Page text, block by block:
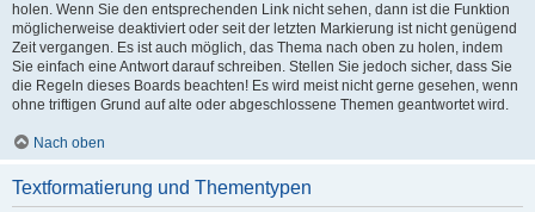
holen. Wenn Sie den entsprechenden Link nicht sehen, dann ist die Funktion
möglicherweise deaktiviert oder seit der letzten Markierung ist nicht genügend
Zeit vergangen. Es ist auch möglich, das Thema nach oben zu holen, indem
Sie einfach eine Antwort darauf schreiben. Stellen Sie jedoch sicher, dass Sie
die Regeln dieses Boards beachten! Es wird meist nicht gerne gesehen, wenn
ohne triftigen Grund auf alte oder abgeschlossene Themen geantwortet wird.
Nach oben
Textformatierung und Thementypen